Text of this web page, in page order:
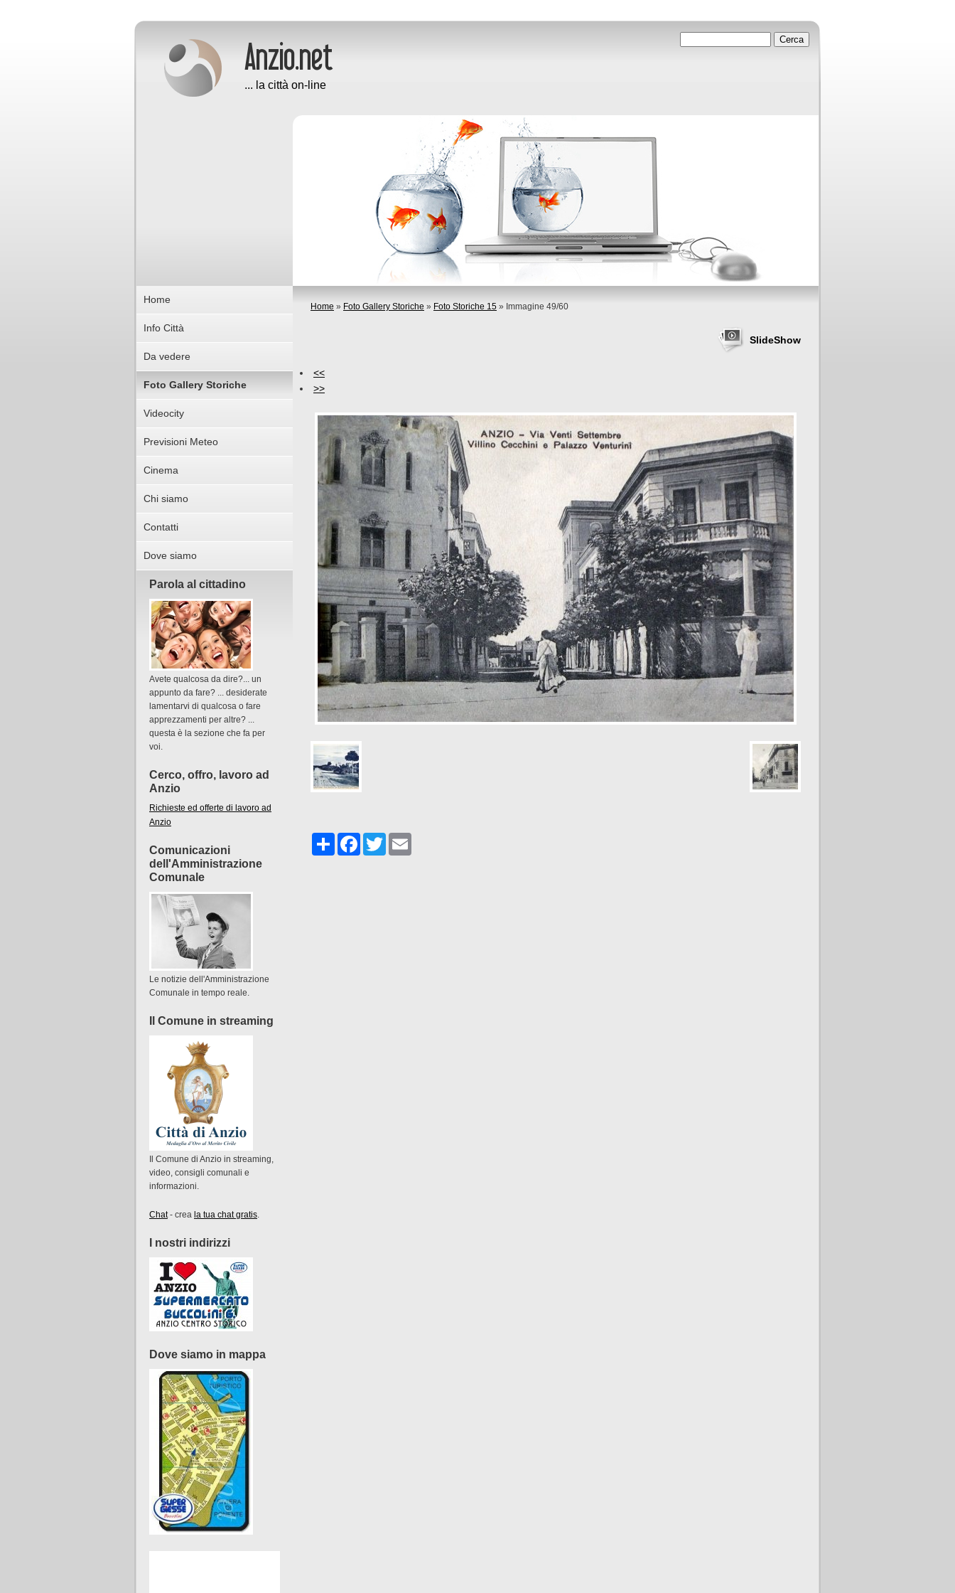
... la città on-line
Home » Foto Gallery Storiche » Foto Storiche 15 » Immagine 49/60
SlideShow
<<
>>
Share Facebook
Twitter
Home
Info Città
Da vedere
Foto Gallery Storiche
Videocity
Previsioni Meteo
Cinema
Chi siamo
Contatti
Dove siamo
Parola al cittadino
Avete qualcosa da dire?... un
appunto da fare? ... desiderate
lamentarvi di qualcosa o fare
apprezzamenti per altre? ...
questa è la sezione che fa per
voi.
Cerco, offro, lavoro ad
Anzio
Richieste ed offerte di lavoro ad
Anzio
Comunicazioni
dell'Amministrazione
Comunale
Le notizie dell'Amministrazione
Comunale in tempo reale.
Il Comune in streaming
Il Comune di Anzio in streaming,
video, consigli comunali e
informazioni.
Chat- crea la tua chat gratis.
I nostri indirizzi
Dove siamo in mappa